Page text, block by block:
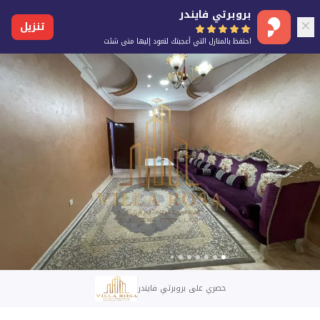
بروبرتي فايندر
احتفظ بالمنازل التي أعجبتك لتعود إليها متى شئت
تنزيل
حصري على بروبرتي فايندر